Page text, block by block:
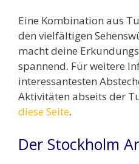
Eine Kombination aus
den vielfältigen
macht deine
spannend. Für weitere
interessantesten
Aktivitäten abseits der
diese Seite.
Der Stockholm